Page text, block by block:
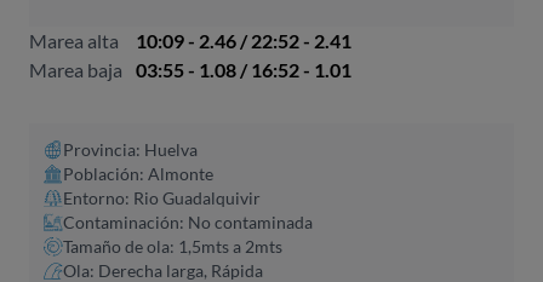
Marea alta
10:09 - 2.46 / 22:52 - 2.41
Marea baja
03:55 - 1.08 / 16:52 - 1.01
Provincia: Huelva
Población: Almonte
Entorno: Rio Guadalquivir
Contaminación: No contaminada
Tamaño de ola: 1,5mts a 2mts
Ola: Derecha larga, Rápida